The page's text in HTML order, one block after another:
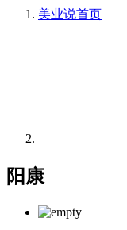
美业说首页
阳康